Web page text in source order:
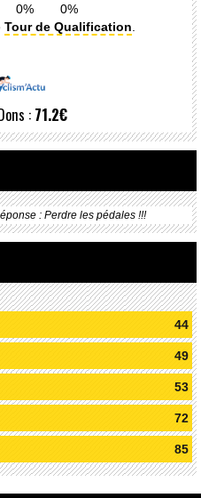
0%
0%
Tour de Qualification.
:71.2€
est le comble pour un cycliste ? Réponse : Perdre les pédales !!!
44
49
53
72
85